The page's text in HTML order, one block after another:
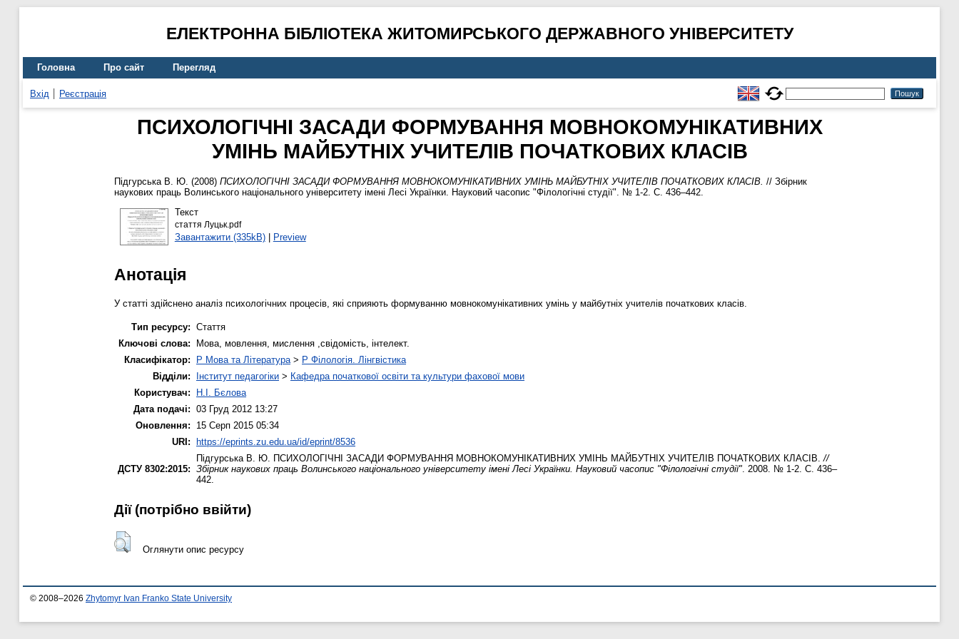
ЕЛЕКТРОННА БІБЛІОТЕКА ЖИТОМИРСЬКОГО ДЕРЖАВНОГО УНІВЕРСИТЕТУ
Головна Про сайт Перегляд
Вхід Реєстрація
ПСИХОЛОГІЧНІ ЗАСАДИ ФОРМУВАННЯ МОВНОКОМУНІКАТИВНИХ
УМІНЬ МАЙБУТНІХ УЧИТЕЛІВ ПОЧАТКОВИХ КЛАСІВ
Підгурська В. Ю. (2008) ПСИХОЛОГІЧНІ ЗАСАДИ ФОРМУВАННЯ МОВНОКОМУНІКАТИВНИХ УМІНЬ МАЙБУТНІХ УЧИТЕЛІВ ПОЧАТКОВИХ КЛАСІВ. // Збірник
наукових праць Волинського національного університету імені Лесі Українки. Науковий часопис "Філологічні студії". № 1-2. С. 436–442.
Текст
стаття Луцьк.pdf
Завантажити (335kB)| Preview
Анотація
У статті здійснено аналіз психологічних процесів, які сприяють формуванню мовнокомунікативних умінь у майбутніх учителів початкових класів.
Тип ресурсу: Стаття
Ключові слова:
Мова, мовлення, мислення ,свідомість, інтелект.
Класифікатор:
P Мова та Література > P Філологія. Лінгвістика
Відділи:
Інститут педагогіки > Кафедра початкової освіти та культури фахової мови
Користувач:
Н.І. Бєлова
Дата подачі: 03 Груд 2012 13:27
Оновлення:
15 Серп 2015 05:34
URI: https://eprints.zu.edu.ua/id/eprint/8536
ДСТУ 8302:2015:
Підгурська В. Ю. ПСИХОЛОГІЧНІ ЗАСАДИ ФОРМУВАННЯ МОВНОКОМУНІКАТИВНИХ УМІНЬ МАЙБУТНІХ УЧИТЕЛІВ ПОЧАТКОВИХ КЛАСІВ.//
Збірник наукових праць Волинського національного університету імені Лесі Українки. Науковий часопис "Філологічні студії" . 2008. № 1-2. С. 436–
442.
Дії ​​(потрібно ввійти)
Оглянути опис ресурсу
© 2008–2026 Zhytomyr Ivan Franko State University